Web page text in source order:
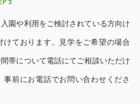
園や利用をご検討されている方向け
けております。見学をご希望の場合
帯について電話にてご相談いただけ
事前にお電話でお問い合わせくださ